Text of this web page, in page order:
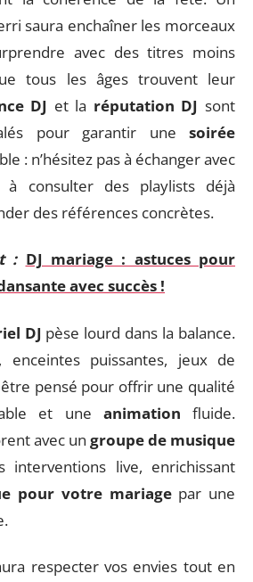
saura enchaîner les morceaux
avec des titres moins
tous les âges trouvent leur
DJ et la réputation DJ sont
pour garantir une soirée
: n’hésitez pas à échanger avec
à consulter des playlists déjà
des références concrètes.
: DJ mariage : astuces pour
avec succès !
DJ pèse lourd dans la balance.
enceintes puissantes, jeux de
pensé pour offrir une qualité
et une animation fluide.
avec un groupe de musique
interventions live, enrichissant
pour votre mariagepar une
respecter vos envies tout en